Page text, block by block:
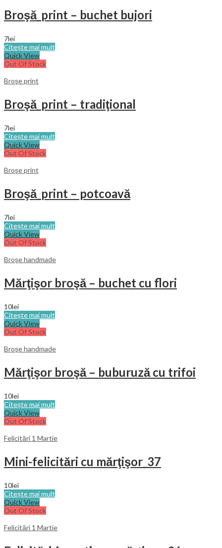
Broşă_print – buchet bujori
7lei
Citește mai mult
Quick View
Out Of Stock
Broşe print
Broşă_print – tradiţional
7lei
Citește mai mult
Quick View
Out Of Stock
Broşe print
Broşă_print – potcoavă
7lei
Citește mai mult
Quick View
Out Of Stock
Broşe handmade
Mărţişor broşă – buchet cu flori
10lei
Citește mai mult
Quick View
Out Of Stock
Broşe handmade
Mărţişor broşă – buburuză cu trifoi
10lei
Citește mai mult
Quick View
Out Of Stock
Felicitări 1 Martie
Mini-felicitări cu mărţişor_37
10lei
Citește mai mult
Quick View
Out Of Stock
Felicitări 1 Martie